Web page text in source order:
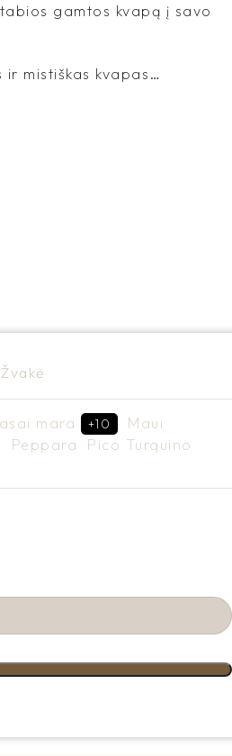
gamtos kvapą į savo
mistiškas kvapas…
Žvakė
mara +10
Maui
Peppara
Pico Turquino